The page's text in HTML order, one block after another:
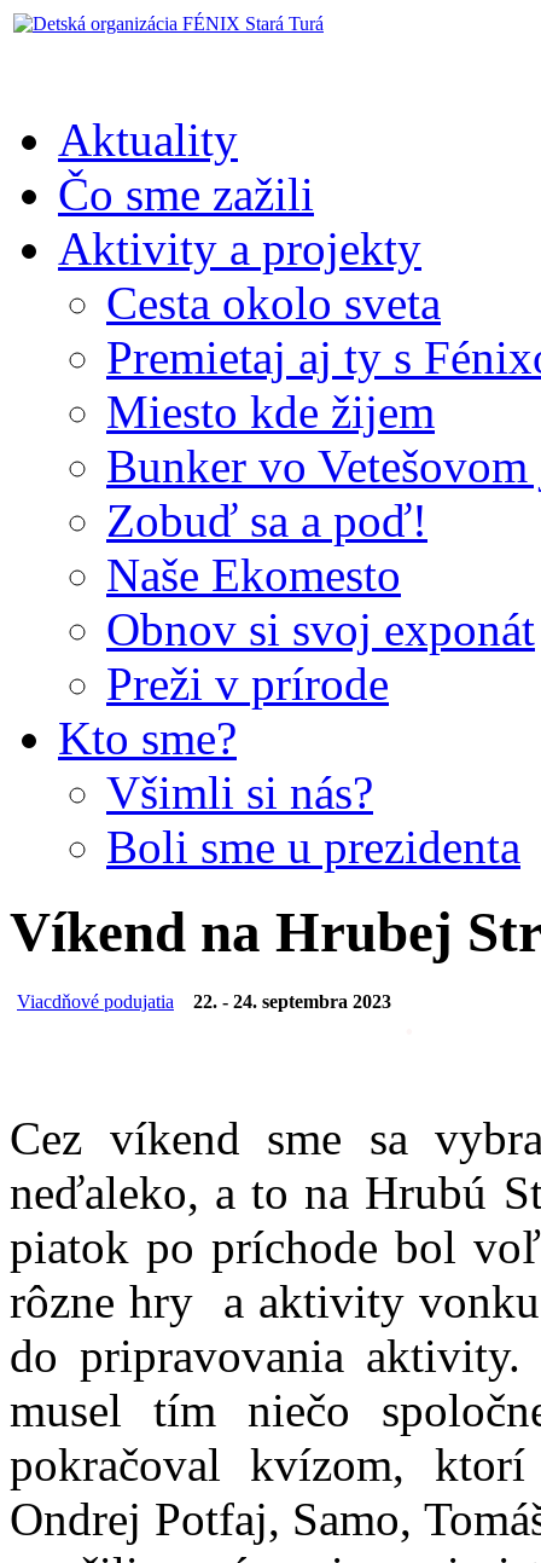
Aktuality
Čo sme zažili
Aktivity a projekty
Cesta okolo sveta
Premietaj aj ty s
Miesto kde žijem
Bunker vo
Zobuď sa a poď!
Naše Ekomesto
Obnov si svoj exponát
Preži v prírode
Kto sme?
Všimli si nás?
Boli sme u prezidenta
Víkend na Hrubej
Viacdňové podujatia 22. - 24. septembra 2023
Cez víkend sme sa
neďaleko, a to na Hrubú
piatok po príchode bol
rôzne hry a aktivity
do pripravovania
musel tím niečo
pokračoval kvízom,
Ondrej Potfaj, Samo,